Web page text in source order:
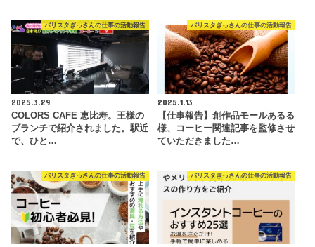
バリスタぎっさんの仕事の活動報告
2025.3.29
COLORS CAFE 恵比寿。王様の
ブランチで紹介されました。駅近
で、ひと…
バリスタぎっさんの仕事の活動報告
2025.1.13
【仕事報告】創作品モールあるる
様、コーヒー関連記事を監修させ
ていただきました…
バリスタぎっさんの仕事の活動報告 バリスタぎっさんの仕事の活動報告